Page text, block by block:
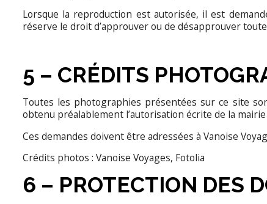
Lorsque la reproduction est autorisée, il est
réserve le droit d’approuver ou de désapprouver
5 – CRÉDITS
Toutes les photographies présentées sur ce site
obtenu préalablement l’autorisation écrite de la mairie
Ces demandes doivent être adressées à Vanoise
Crédits photos : Vanoise Voyages, Fotolia
6 – PROTECTION DES